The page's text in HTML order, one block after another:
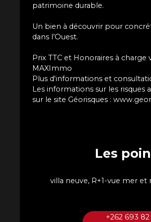
patrimoine durable.
Un bien à découvrir pour
dans l’Ouest.
Prix TTC et Honoraires à charge
MAXImmo
Plus d'informations et
Les informations sur les risques
sur le site Géorisques :
Les
villa neuve, R+1-vue mer
+262 693